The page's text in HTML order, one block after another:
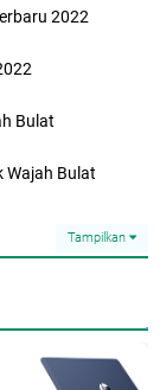
2022
Bulat
Wajah Bulat
Tampilkan